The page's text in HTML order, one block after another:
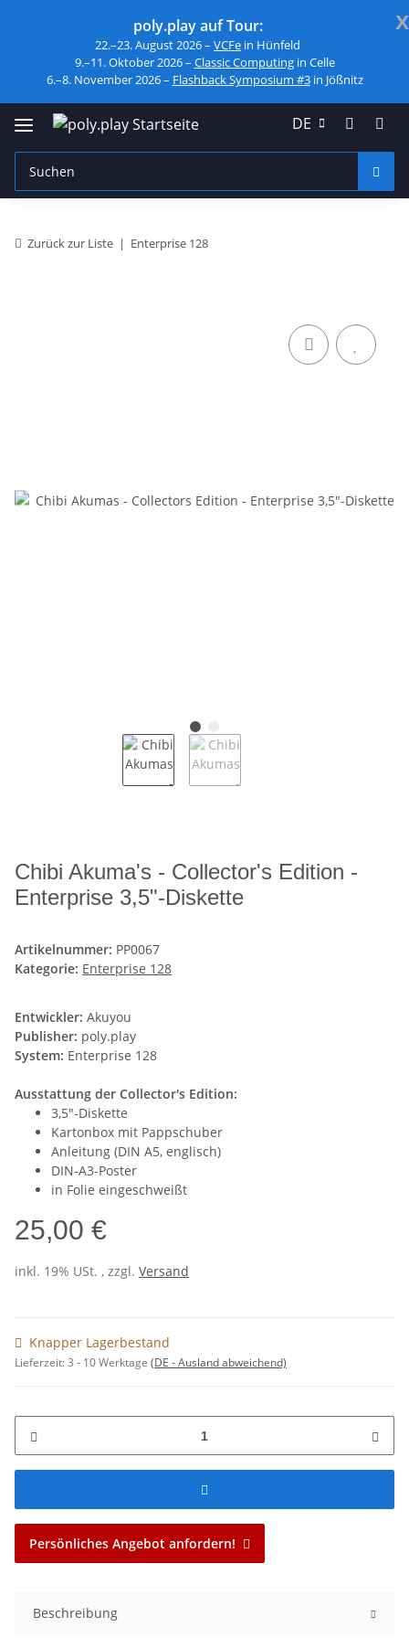
x
poly.play auf Tour:
22.–23. August 2026 – VCFe in Hünfeld
9.–11. Oktober 2026 – Classic Computingin Celle
6.–8. November 2026 – Flashback Symposium #3in Jößnitz
DE
Zurück zur Liste Enterprise 128
Chibi Akuma's - Collector's Edition -
Enterprise 3,5"-Diskette
Artikelnummer: PP0067
Kategorie: Enterprise 128
Entwickler: Akuyou
Publisher: poly.play
System: Enterprise 128
Ausstattung der Collector's Edition:
3,5"-Diskette
Kartonbox mit Pappschuber
Anleitung (DIN A5, englisch)
DIN-A3-Poster
in Folie eingeschweißt
25,00 €
inkl. 19% USt. , zzgl. Versand
Knapper Lagerbestand
Lieferzeit:3 - 10 Werktage (DE - Ausland abweichend)
Persönliches Angebot anfordern!
Beschreibung